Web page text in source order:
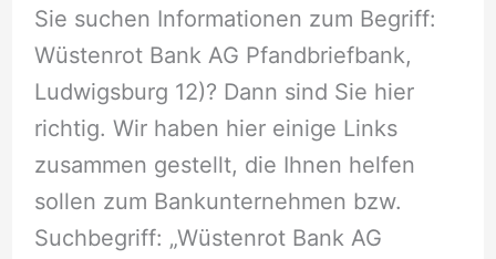
Sie suchen Informationen zum Begriff:
Wüstenrot Bank AG Pfandbriefbank,
Ludwigsburg 12)? Dann sind Sie hier
richtig. Wir haben hier einige Links
zusammen gestellt, die Ihnen helfen
sollen zum Bankunternehmen bzw.
Suchbegriff: „Wüstenrot Bank AG